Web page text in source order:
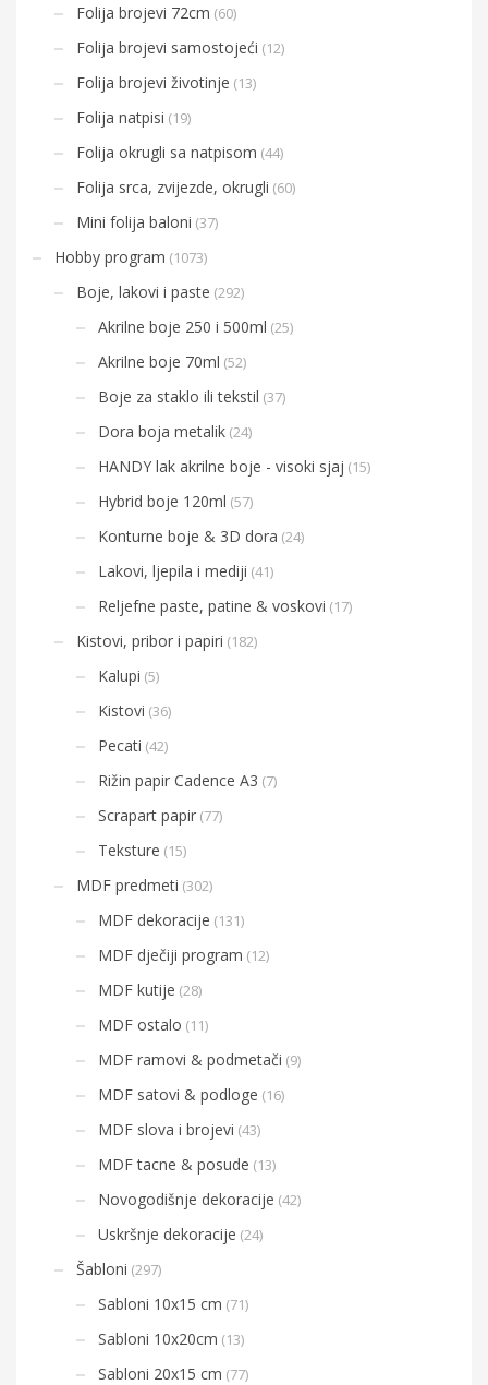
Folija brojevi 72cm (60)
Folija brojevi samostojeći (12)
Folija brojevi životinje (13)
Folija natpisi (19)
Folija okrugli sa natpisom (44)
Folija srca, zvijezde, okrugli (60)
Mini folija baloni (37)
Hobby program (1073)
Boje, lakovi i paste (292)
Akrilne boje 250 i 500ml (25)
Akrilne boje 70ml (52)
Boje za staklo ili tekstil (37)
Dora boja metalik (24)
HANDY lak akrilne boje - visoki sjaj (15)
Hybrid boje 120ml (57)
Konturne boje & 3D dora (24)
Lakovi, ljepila i mediji (41)
Reljefne paste, patine & voskovi (17)
Kistovi, pribor i papiri (182)
Kalupi (5)
Kistovi (36)
Pecati (42)
Rižin papir Cadence A3 (7)
Scrapart papir (77)
Teksture (15)
MDF predmeti (302)
MDF dekoracije (131)
MDF dječiji program (12)
MDF kutije (28)
MDF ostalo (11)
MDF ramovi & podmetači (9)
MDF satovi & podloge (16)
MDF slova i brojevi (43)
MDF tacne & posude (13)
Novogodišnje dekoracije (42)
Uskršnje dekoracije (24)
Šabloni (297)
Sabloni 10x15 cm (71)
Sabloni 10x20cm (13)
Sabloni 20x15 cm (77)